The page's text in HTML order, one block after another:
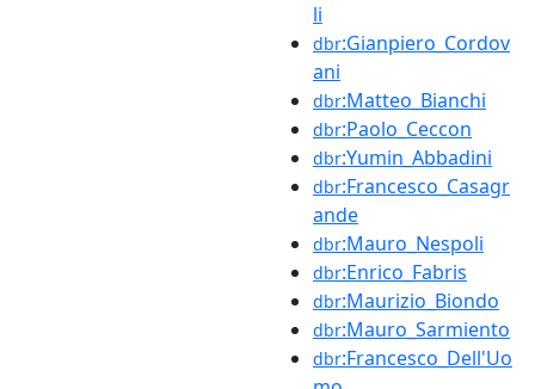
li
dbr:Gianpiero_Cordov
ani
dbr:Matteo_Bianchi
dbr:Paolo_Ceccon
dbr:Yumin_Abbadini
dbr:Francesco_Casagr
ande
dbr:Mauro_Nespoli
dbr:Enrico_Fabris
dbr:Maurizio_Biondo
dbr:Mauro_Sarmiento
dbr:Francesco_Dell'Uo